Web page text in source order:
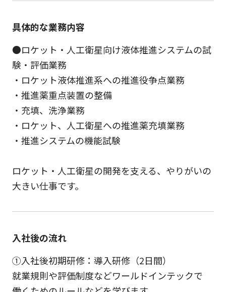
具体的な業務内容
●ロケット・人工衛星向け液体推進システムの試
験・評価業務
・ロケット液体推進系への推進役争点業務
・推進薬重点装置の整備
・充填、洗浄業務
・ロケット、人工衛星への推進薬充填業務
・推進システムの機能試験
ロケット・人工衛星の開発を支える、やりがいの
大きい仕事です。
入社後の流れ
①入社後初期研修：導入研修（2日間）
就業規則や評価制度などワールドインテックで